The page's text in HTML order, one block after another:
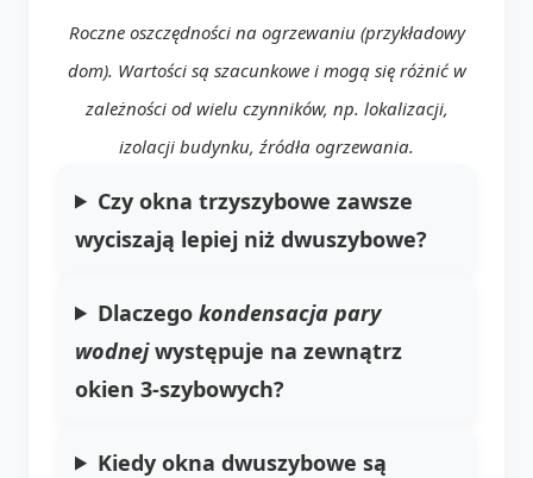
Roczne oszczędności na ogrzewaniu (przykładowy
dom). Wartości są szacunkowe i mogą się różnić w
zależności od wielu czynników, np. lokalizacji,
izolacji budynku, źródła ogrzewania.
Czyokna trzyszybowe zawsze
wyciszają lepiej niż dwuszybowe?
Dlaczegokondensacja pary
wodnejwystępuje na zewnątrz
okien 3-szybowych?
Kiedyokna dwuszybowe są